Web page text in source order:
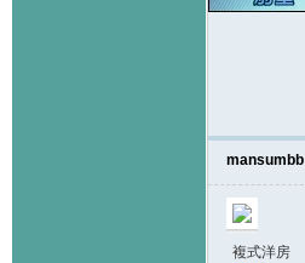
mansumbb
複式洋房